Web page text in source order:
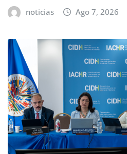
noticias Ago 7, 2026